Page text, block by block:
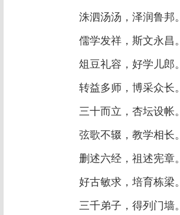
洙泗汤汤，泽润鲁邦。
儒学发祥，斯文永昌。
俎豆礼容，好学儿郎。
转益多师，博采众长。
三十而立，杏坛设帐。
弦歌不辍，教学相长。
删述六经，祖述宪章。
好古敏求，培育栋梁。
三千弟子，得列门墙。